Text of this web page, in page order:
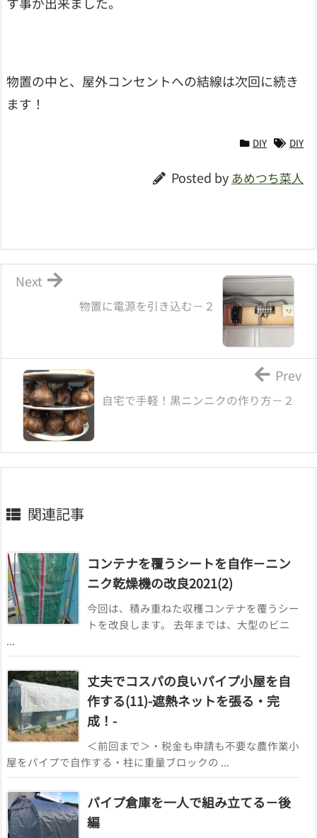
物置の中と、屋外コンセントへの結線は次回に続き
ます！
DIY DIY
Posted by あめつち菜人
物置に電源を引き込む－２
Next
自宅で手軽！黒ニンニクの作り方－２
Prev
関連記事
コンテナを覆うシートを自作－ニン
ニク乾燥機の改良2021(2)
今回は、積み重ねた収穫コンテナを覆うシー
トを改良します。 去年までは、大型のビニ
...
丈夫でコスパの良いパイプ小屋を自
作する(11)-遮熱ネットを張る・完
成！-
＜前回まで＞・税金も申請も不要な農作業小
屋をパイプで自作する・柱に重量ブロックの ...
パイプ倉庫を一人で組み立てる－後
編